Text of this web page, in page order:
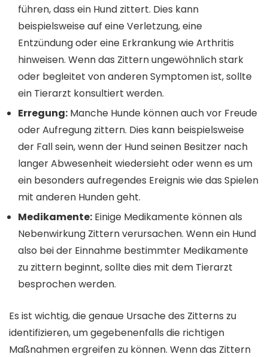
führen, dass ein Hund zittert. Dies kann
beispielsweise auf eine Verletzung, eine
Entzündung oder eine Erkrankung wie Arthritis
hinweisen. Wenn das Zittern ungewöhnlich stark
oder begleitet von anderen Symptomen ist, sollte
ein Tierarzt konsultiert werden.
Erregung: Manche Hunde können auch vor Freude
oder Aufregung zittern. Dies kann beispielsweise
der Fall sein, wenn der Hund seinen Besitzer nach
langer Abwesenheit wiedersieht oder wenn es um
ein besonders aufregendes Ereignis wie das Spielen
mit anderen Hunden geht.
Medikamente: Einige Medikamente können als
Nebenwirkung Zittern verursachen. Wenn ein Hund
also bei der Einnahme bestimmter Medikamente
zu zittern beginnt, sollte dies mit dem Tierarzt
besprochen werden.
Es ist wichtig, die genaue Ursache des Zitterns zu
identifizieren, um gegebenenfalls die richtigen
Maßnahmen ergreifen zu können. Wenn das Zittern